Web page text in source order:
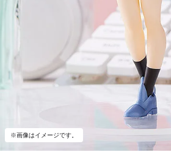
※画像はイメージです。